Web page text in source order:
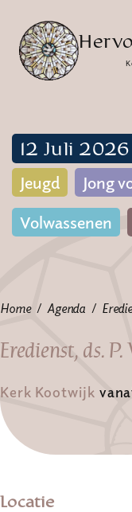
12 Juli 2026
Jeugd
Jong
Volwassenen
Home Agenda
Eredienst, ds.
Kerk Kootwijk
Locatie